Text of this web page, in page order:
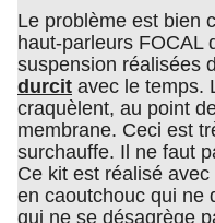
Le problème est bien
haut-parleurs FOCAL
suspension réalisées
durcit avec le temps.
craquèlent, au point
membrane. Ceci est
surchauffe. Il ne faut
Ce kit est réalisé
en caoutchouc qui ne
qui ne se désagrège